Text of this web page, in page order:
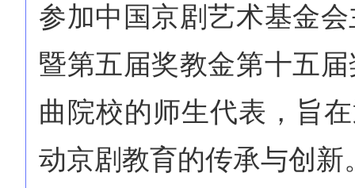
参加中国京剧艺术基金
暨第五届奖教金第十五
曲院校的师生代表，旨
动京剧教育的传承与创新